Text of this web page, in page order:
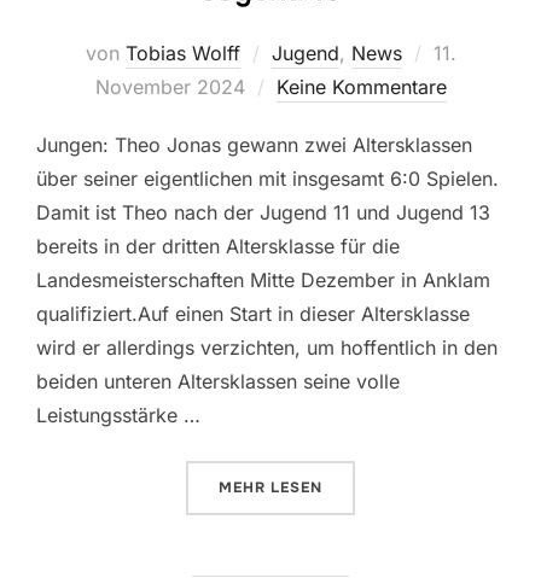
von Tobias Wolff Jugend, News
am
11.
November 2024
Keine Kommentare
Jungen: Theo Jonas gewann zwei Altersklassen
über seiner eigentlichen mit insgesamt 6:0 Spielen.
Damit ist Theo nach der Jugend 11 und Jugend 13
bereits in der dritten Altersklasse für die
Landesmeisterschaften Mitte Dezember in Anklam
qualifiziert.Auf einen Start in dieser Altersklasse
wird er allerdings verzichten, um hoffentlich in den
beiden unteren Altersklassen seine volle
Leistungsstärke …
MEHR ÜBER
LESEN